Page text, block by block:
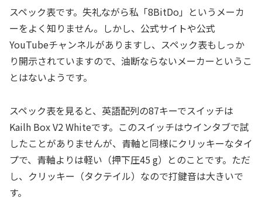
スペック表です。失礼ながら私「8BitDo」というメーカ
ーをよく知りません。しかし、公式サイトや公式
YouTubeチャンネルがありますし、スペック表もしっか
り開示されていますので、油断ならないメーカーというこ
とはないようです。
スペック表を見ると、英語配列の87キーでスイッチは
Kailh Box V2 Whiteです。このスイッチはウインタブで試
したことがありませんが、青軸と同様にクリッキーなタイ
プで、青軸よりは軽い（押下圧45 g）とのことです。ただ
し、クリッキー（タクテイル）なので打鍵音は大きいで
す。